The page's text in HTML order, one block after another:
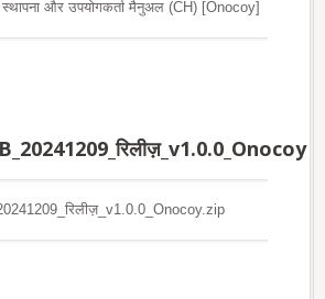
और उपयोगकर्ता मैनुअल (CH) [Onocoy]